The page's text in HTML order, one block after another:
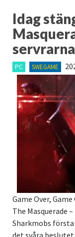
Idag
servrarna
PC SWEGAME
Game Over,
The Masquerade
Sharkmobs